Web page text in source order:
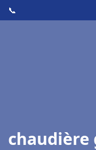
📞
chaudière